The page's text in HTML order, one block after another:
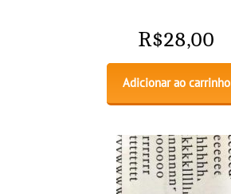
R$28,00
Adicionar ao carrinho